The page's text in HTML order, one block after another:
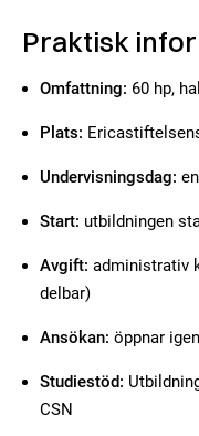
Praktisk
Omfattning: 60 hp,
Plats:
Undervisningsdag:
Start: utbildningen
Avgift: administrativ
delbar)
Ansökan: öppnar
Studiestöd:
CSN